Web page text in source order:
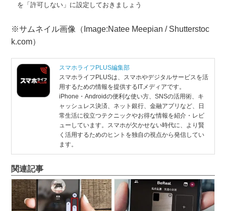
を「許可しない」に設定しておきましょう
※サムネイル画像（Image:Natee Meepian / Shutterstoc
k.com）
スマホライフPLUS編集部
スマホライフPLUSは、スマホやデジタルサービスを活
用するための情報を提供するITメディアです。
iPhone・Androidの便利な使い方、SNSの活用術、キ
ャッシュレス決済、ネット銀行、金融アプリなど、日
常生活に役立つテクニックやお得な情報を紹介・レビ
ューしています。スマホが欠かせない時代に、より賢
く活用するためのヒントを独自の視点から発信してい
ます。
関連記事